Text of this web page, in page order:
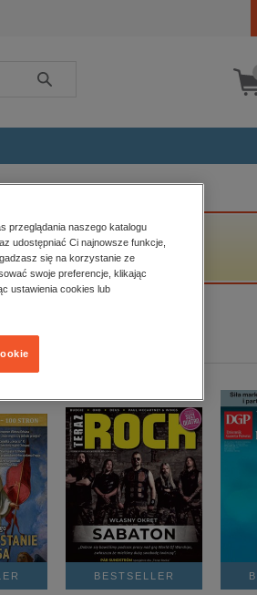
Szukaj
BESTSELLER
przeglądania naszego katalogu
udostępniać Ci najnowsze funkcje,
się na korzystanie ze
swoje preferencje, klikając
ustawienia cookies lub